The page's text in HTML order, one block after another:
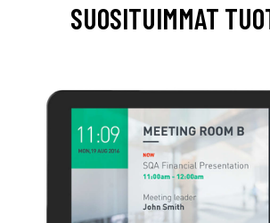
SUOSITUIMMAT